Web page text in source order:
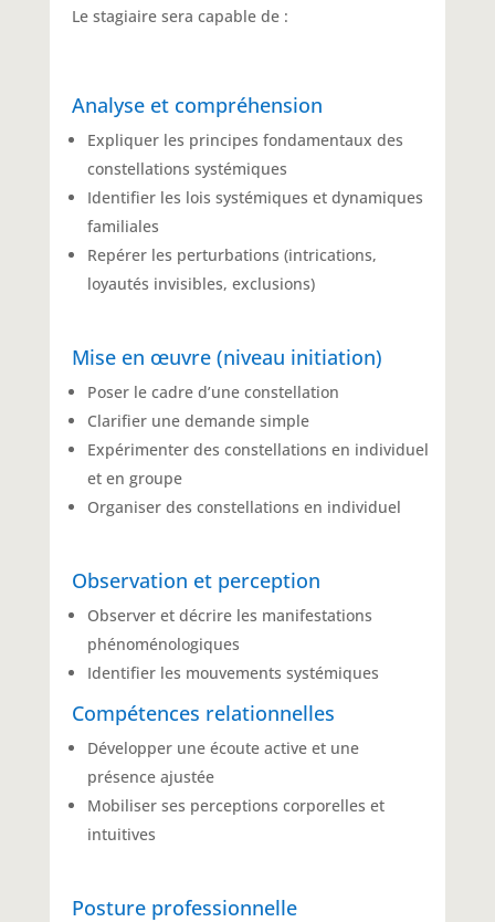
Le stagiaire sera capable de :
Analyse et compréhension
Expliquer les principes fondamentaux des
constellations systémiques
Identifier les lois systémiques et dynamiques
familiales
Repérer les perturbations (intrications,
loyautés invisibles, exclusions)
Mise en œuvre (niveau initiation)
Poser le cadre d’une constellation
Clarifier une demande simple
Expérimenter des constellations en individuel
et en groupe
Organiser des constellations en individuel
Observation et perception
Observer et décrire les manifestations
phénoménologiques
Identifier les mouvements systémiques
Compétences relationnelles
Développer une écoute active et une
présence ajustée
Mobiliser ses perceptions corporelles et
intuitives
Posture professionnelle